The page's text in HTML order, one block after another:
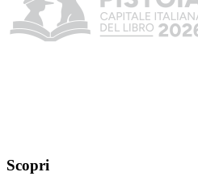
Scopri